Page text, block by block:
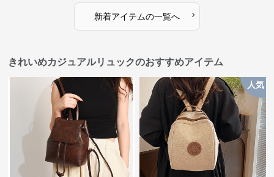
ズ
新着アイテムの一覧へ ›
きれいめカジュアルリュックのおすすめアイテム
人気